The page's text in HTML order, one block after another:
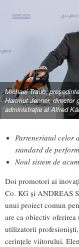
Michael Traub,
Hartmut Jenner, director
administrație al Alfred
Parteneriatul celor
standard de
Noul sistem de
Doi promotori ai
Co. KG și ANDREAS
unui proiect comun
are ca obiectiv
utilizatorii
cerințele viitorului.